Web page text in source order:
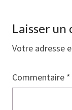
Laisser
Votre adresse
Commentaire *